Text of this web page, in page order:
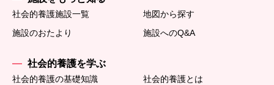
社会的養護施設一覧
地図から探す
施設のおたより
施設へのQ&A
社会的養護を学ぶ
社会的養護の基礎知識
社会的養護とは